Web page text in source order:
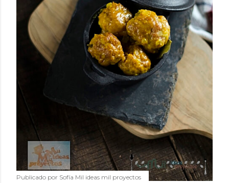
Publicado por Sofía Mil ideas mil proyectos